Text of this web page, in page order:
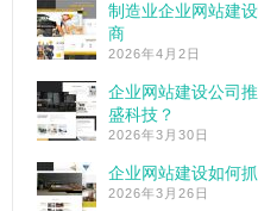
制造业企业网站建
商
2026年4月2日
企业网站建设公司
盛科技？
2026年3月30日
企业网站建设如何
2026年3月26日